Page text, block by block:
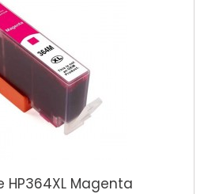
HP364XL Magenta